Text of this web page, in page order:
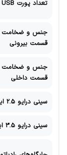
تعداد پورت USB
جنس و ضخامت
قسمت بیرونی
جنس و ضخامت
قسمت داخلی
سینی درایو 2.5 اینچی
سینی درایو 3.5 اینچی